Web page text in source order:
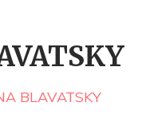
BLAVATSKY